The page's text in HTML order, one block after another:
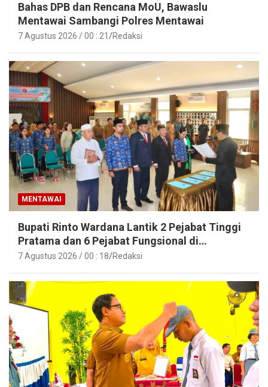
Bahas DPB dan Rencana MoU, Bawaslu
Mentawai Sambangi Polres Mentawai
7 Agustus 2026 / 00 : 21 Redaksi
MENTAWAI
Bupati Rinto Wardana Lantik 2 Pejabat Tinggi
Pratama dan 6 Pejabat Fungsional di
Lingkungan Pemkab Kepulauan Mentawai
7 Agustus 2026 / 00 : 18 Redaksi